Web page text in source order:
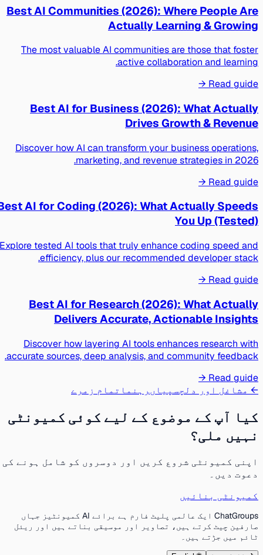
Best AI Communities (2026): Where People Are
Actually Learning & Growing
The most valuable AI communities are those that foster
active collaboration and learning.
Read guide →
Best AI for Business (2026): What Actually
Drives Growth & Revenue
Discover how AI can transform your business operations,
marketing, and revenue strategies in 2026.
Read guide →
Best AI for Coding (2026): What Actually Speeds
You Up (Tested)
Explore tested AI tools that truly enhance coding speed and
efficiency, plus our recommended developer stack.
Read guide →
Best AI for Research (2026): What Actually
Delivers Accurate, Actionable Insights
Discover how layering AI tools enhances research with
accurate sources, deep analysis, and community feedback.
Read guide →
← مشاغل اور دلچسپیاں رہنماتمام زمرے
کیا آپ کے موضوع کے لیے کوئی کمیونٹی
نہیں ملی؟
اپنی کمیونٹی شروع کریں اور دوسروں کو شامل ہونے کی
دعوت دیں۔
کمیونٹی بنائیں
ChatGroups ایک عالمی پلیٹ فارم ہے برائے AI کمیونٹیز جہاں
صارفین چیٹ کرتے ہیں، تصاویر اور موسیقی بناتے ہیں اور ریئل
ٹائم میں جڑتے ہیں۔